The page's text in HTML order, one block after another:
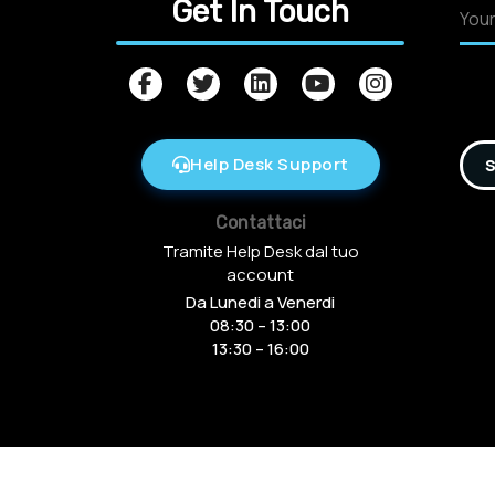
Get In Touch
Help Desk Support
Contattaci
Tramite Help Desk dal tuo
account
Da Lunedi a Venerdi
08:30 – 13:00
13:30 – 16:00